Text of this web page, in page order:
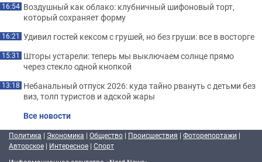
16:54 Воздушный как облако: клубничный шифоновый торт,
который сохраняет форму
16:21 Удивил гостей кексом с грушей, но без груши: все в восторге
15:31 Шторы устарели: теперь мы выключаем солнце прямо
через стекло одной кнопкой
13:18 Небанальный отпуск 2026: куда тайно рвануть с детьми без
виз, толп туристов и адской жары
Все новости
Политика | Экономика | Общество | Происшествия | Фоторепортажи |
Авторское | Интересное | Спорт